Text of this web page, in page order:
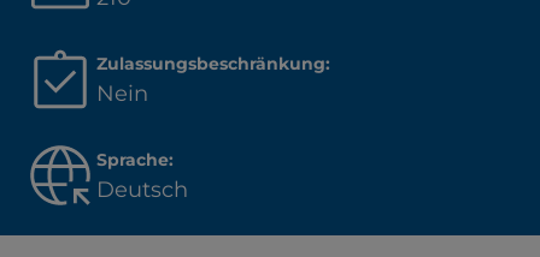
Zulassungsbeschränkung:
Nein
Sprache:
Deutsch